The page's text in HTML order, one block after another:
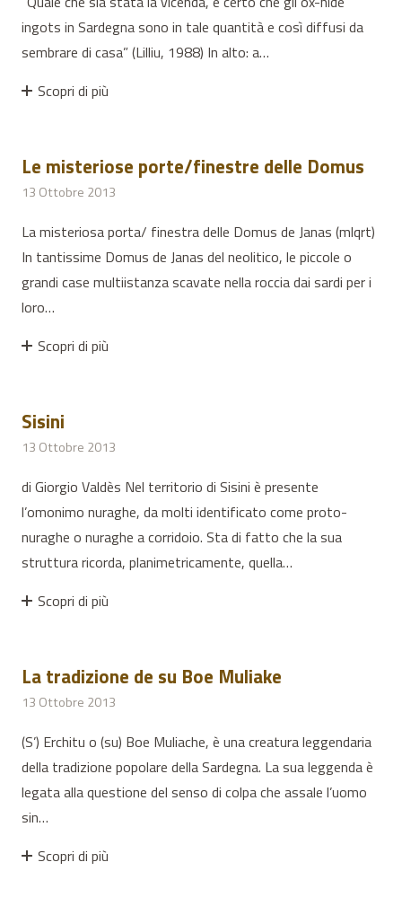
ingots in Sardegna sono in tale quantità e così diffusi da
sembrare di casa” (Lilliu, 1988) In alto: a…
Scopri di più
Le misteriose porte/finestre delle Domus
13 Ottobre 2013
La misteriosa porta/ finestra delle Domus de Janas (mlqrt)
In tantissime Domus de Janas del neolitico, le piccole o
grandi case multiistanza scavate nella roccia dai sardi per i
loro…
Scopri di più
Sisini
13 Ottobre 2013
di Giorgio Valdès Nel territorio di Sisini è presente
l’omonimo nuraghe, da molti identificato come proto-
nuraghe o nuraghe a corridoio. Sta di fatto che la sua
struttura ricorda, planimetricamente, quella…
Scopri di più
La tradizione de su Boe Muliake
13 Ottobre 2013
(S’) Erchitu o (su) Boe Muliache, è una creatura leggendaria
della tradizione popolare della Sardegna. La sua leggenda è
legata alla questione del senso di colpa che assale l’uomo
sin…
Scopri di più